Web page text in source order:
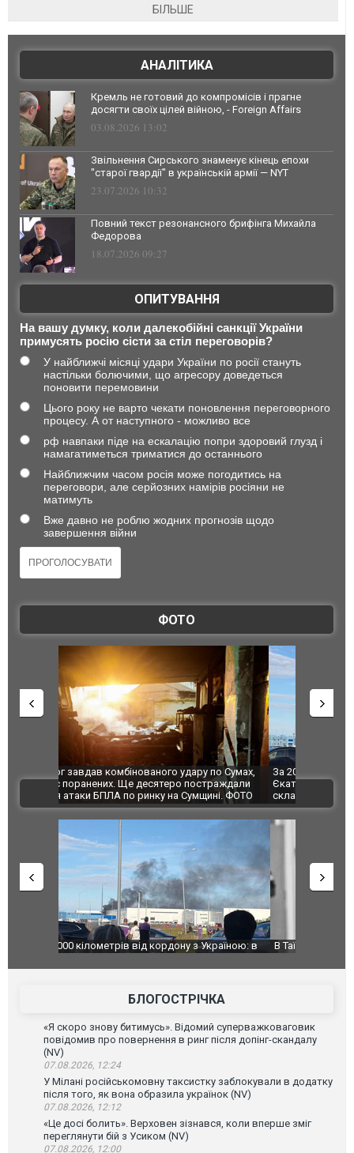
БІЛЬШЕ
АНАЛІТИКА
Кремль не готовий до компромісів і прагне
досягти своїх цілей війною, - Foreign Affairs
03.08.2026 13:02
Звільнення Сирського знаменує кінець епохи
"старої гвардії" в українській армії — NYT
23.07.2026 10:32
Повний текст резонансного брифінга Михайла
Федорова
18.07.2026 09:27
ОПИТУВАННЯ
На вашу думку, коли далекобійні санкції України
примусять росію сісти за стіл переговорів?
У найближчі місяці удари України по росії стануть
настільки болючими, що агресору доведеться
поновити перемовини
Цього року не варто чекати поновлення переговорного
процесу. А от наступного - можливо все
рф навпаки піде на ескалацію попри здоровий глузд і
намагатиметься триматися до останнього
Найближчим часом росія може погодитись на
переговори, але серйозних намірів росіяни не
матимуть
Вже давно не роблю жодних прогнозів щодо
завершення війни
ФОТО
За 2000 кілометрів від кордону з Україною: в
Єкатеринбурзі після атаки дронів загорівся
склад Wildberries. ФОТО. ВІДЕО
"Мої
ВІДЕО
В Таїланді футболіст загинув від удару
постраждали. ВІДЕО
БЛОГОСТРІЧКА
«Я скоро знову битимусь». Відомий суперважковаговик
повідомив про повернення в ринг після допінг-скандалу
(NV)
07.08.2026, 12:24
У Мілані російськомовну таксистку заблокували в додатку
після того, як вона образила українок (NV)
07.08.2026, 12:12
«Це досі болить». Верховен зізнався, коли вперше зміг
переглянути бій з Усиком (NV)
07.08.2026, 12:00